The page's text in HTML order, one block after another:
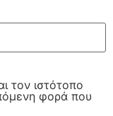
τον ιστότοπο
φορά που